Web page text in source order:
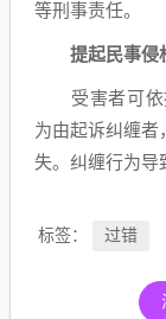
等刑事责任。
提起民事侵
受害者可依据
为由起诉纠缠者
失。纠缠行为导
标签： 过错